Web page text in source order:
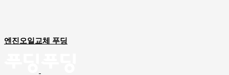
엔진오일교체 푸딩